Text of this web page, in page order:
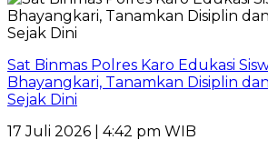
Sat Binmas Polres Karo Edukasi
Bhayangkari, Tanamkan Disiplin
Sejak Dini
17 Juli 2026 | 4:42 pm WIB